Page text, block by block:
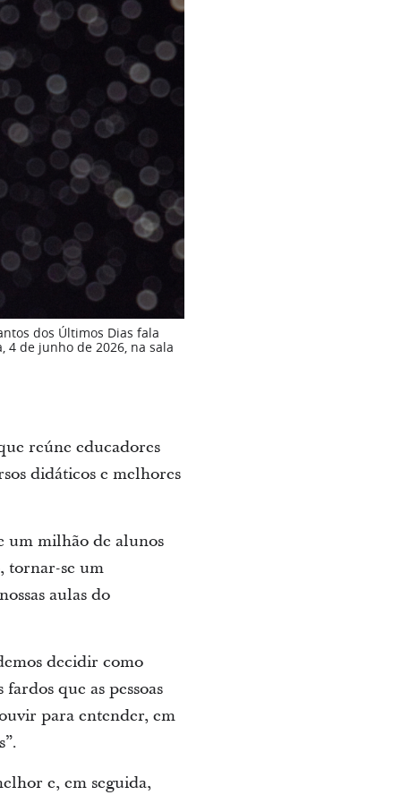
dos Últimos Dias fala
4 de junho de 2026, na sala
reúne educadores
didáticos e melhores
um milhão de alunos
tornar-se um
aulas do
decidir como
que as pessoas
para entender, em
e, em seguida,